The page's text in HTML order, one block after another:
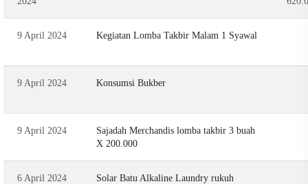
9 April 2024 Kegiatan Lomba Takbir Malam 1 Syawal
9 April 2024 Konsumsi Bukber
9 April 2024
Sajadah Merchandis lomba takbir 3 buah
X 200.000
6 April 2024 Solar Batu Alkaline Laundry rukuh